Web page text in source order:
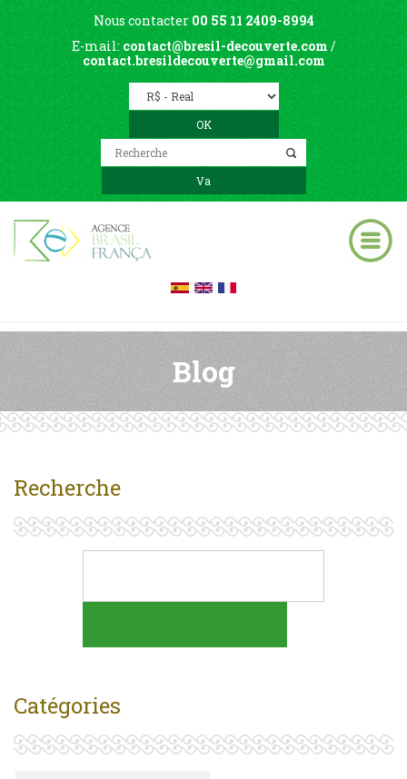
Nous contacter 00 55 11 2409-8994
E-mail: contact@bresil-decouverte.com /
contact.bresildecouverte@gmail.com
Blog
Recherche
Catégories